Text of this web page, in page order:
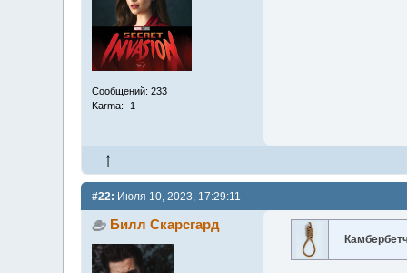
Сообщений: 233
Karma: -1
#22: Июля 10, 2023, 17:29:11
Билл Скарсгард